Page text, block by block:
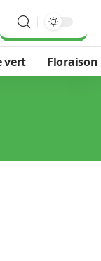
vert Floraison